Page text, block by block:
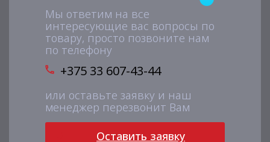
Мы ответим на все
интересующие вас вопросы по
товару, просто позвоните нам
по телефону
+375 33 607-43-44
или оставьте заявку и наш
менеджер перезвонит Вам
Оставить заявку